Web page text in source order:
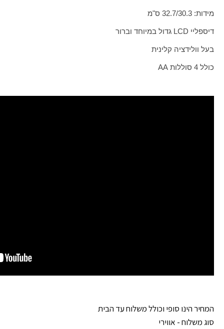
מידות: 32.7/30.3 ס"מ
דיספליי LCD גדול במיוחד וברור
בעל וולידציה קלינית
כולל 4 סוללות AA
המחיר הינו סופי וכולל משלוח עד הבית
סוג משלוח - אווירי